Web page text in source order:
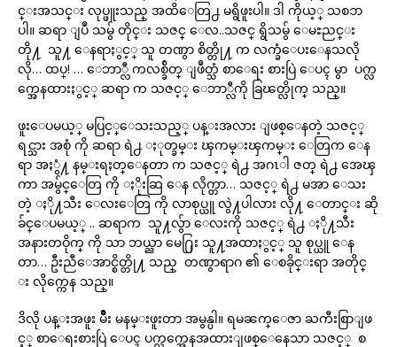
င္းအသင္း လုပ္ဖူးသည္ အထိေတြ႕ မရွိဖူးပါ။ ဒါ ကိုယ့္ သစၥာ
ပါ။ ဆရာ ျပဳ သမွ် တိုင္း သဇင္ ေလ..သဇင္ ရွိသမွ် ေမႊညင္း
တို႔ သူ႔ ေနရာႏွင့္ သူ တဏွာ စိတ္တို႔ က လက္ခံေပးေနသလို
လို… ထပ္! … ေဘာ္လီ ကလစ္ခ်ိတ္ ျဖဳတ္သံ စာေရး စားပြဲ ေပၚ မွာ ပက္လ
က္အေနထားႏွင့္ ဆရာ က သဇင့္ ေဘာ္လီကို ခြၽတ္လိုက္ သည္။
ဖူးေပမယ့္ မပြင့္ေသးသည့္ ပန္းအလား ျဖစ္ေနတဲ့ သဇင့္
ရင္သား အစုံ ကို ဆရာ ရဲ႕ ႏုတ္ခမ္း ၾကမ္းၾကမ္း ေတြက ေန
ရာ အႏွံ႔ နမ္းရႈတ္ေနတာ က သဇင့္ ရဲ႕ အဂၤါ ဇတ္ ရဲ႕ အေၾ
ကာ အမွ်င္ေတြ ကို ႏိုးဆြ ေန လိုက္တာ… သဇင့္ ရဲ႕ မအာ ေသး
တဲ့ ႏို႔သီး ေလးေတြ ကို လာစုပ္ယူ လွဲ႔ပါလား လို႔ ေတာင္း ဆို
ခ်င္ေပမယ့္ .. ဆရာက သူ႔လွ်ာ ေလးကို သဇင့္ ရဲ႕ ႏို႔သီး
အနားတဝိုက္ ကို သာ ဘယ္ညာ မေ႐ြး သူ႔အထာႏွင့္ သူ စုပ္ယူ ေန
တာ… ဦးညီေအာင္စိတ္တို႔ သည္ တဏွာရာဂ ၏ ေစခိုင္းရာ အတိုင္
း လိုက္ကေန သည္။
ဒိလို ပန္းအဖူး မ်ိဳး မနမ္းဖူးတာ အမွန္ပါ။ ရမၼက္ေဇာ ႀကီးစြာျဖ
င့္ စာေရးစားပြဲ ေပၚ ပက္လက္အေနအထားျဖစ္ေနေသာ သဇင့္ စ